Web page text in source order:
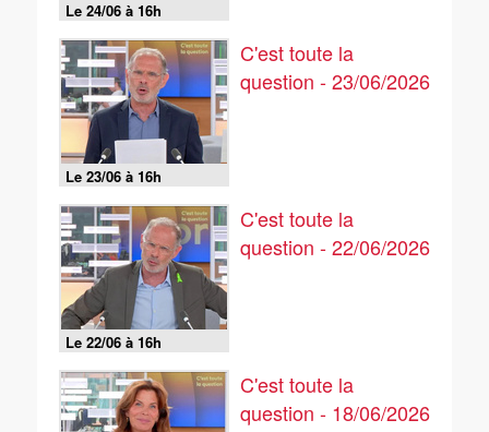
Le 24/06 à 16h
Le 23/06 à 16h
C'est toute la
question - 23/06/2026
Le 22/06 à 16h
C'est toute la
question - 22/06/2026
C'est toute la
question - 18/06/2026